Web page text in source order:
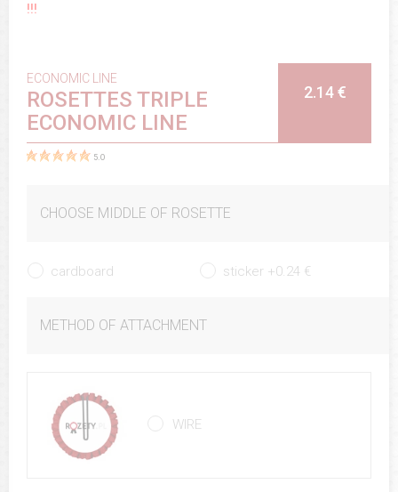
!!!
ECONOMIC LINE
ROSETTES TRIPLE
ECONOMIC LINE
2.14 €
5.0
CHOOSE MIDDLE OF ROSETTE
cardboard sticker +0.24 €
METHOD OF ATTACHMENT
WIRE